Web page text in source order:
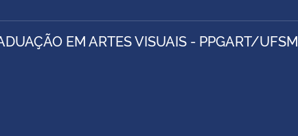
EM ARTES VISUAIS - PPGART/UFSM